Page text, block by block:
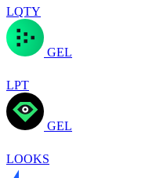
LQTY
GEL
LPT
GEL
LOOKS